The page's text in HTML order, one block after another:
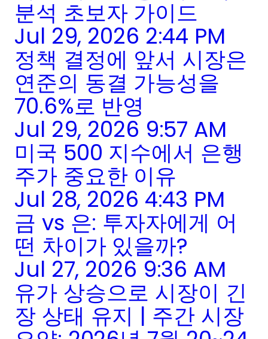
분석 초보자 가이드
Jul 29, 2026 2:44 PM
정책 결정에 앞서 시장은
연준의 동결 가능성을
70.6%로 반영
Jul 29, 2026 9:57 AM
미국 500 지수에서 은행
주가 중요한 이유
Jul 28, 2026 4:43 PM
금 vs 은: 투자자에게 어
떤 차이가 있을까?
Jul 27, 2026 9:36 AM
유가 상승으로 시장이 긴
장 상태 유지 | 주간 시장